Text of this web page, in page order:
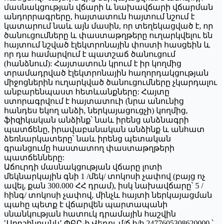
մասնակցության վճարի և նախավճարի վճարման
անդորրագրերը, հայտատուն հայտում նշում է
կատարում նաև այն մասին, որ տեղեկացված է, որ
ծանուցումները և փաստաթղթերը ուղարկվելու են
հայտում նշված էլեկտրոնային փոստի հասցեին և
որ դա համարվում է պատշաճ ծանուցում
(հանձնում): Հայտատուն կրում է իր կողմից
տրամադրված էլեկտրոնային հաղորդակցության
միջոցներին ուղարկված ծանուցումները չկարդալու
անբարենպաստ հետևանքները: Հայտը
ստորագրվում է հայտատուի (նրա անունից
հանդես եկող անձի, ներկայացուցչի) կողմից,
ֆիզիկական անձինք՝ նաև իրենց անձնագրի
պատճենը, իրավաբանական անձինք և անհատ
ձեռնարկատերը՝ նաև իրենց պետական
գրանցումը հաստատող փաստաթղթերի
պատճենները:
Աճուրդի մասնակցության վճարը լոտի
մեկնարկային գնի 1 /մեկ/ տոկոսի չափով (բայց ոչ
ավել, քան 300.000 ՀՀ դրամ), իսկ նախավճարը՝ 5 /
հինգ/ տոկոսի չափով, մինչև հայտի ներկայացման
պահը պետք է վճարվեն պարտապանի
սնանկության հատուկ դրամային հաշվին